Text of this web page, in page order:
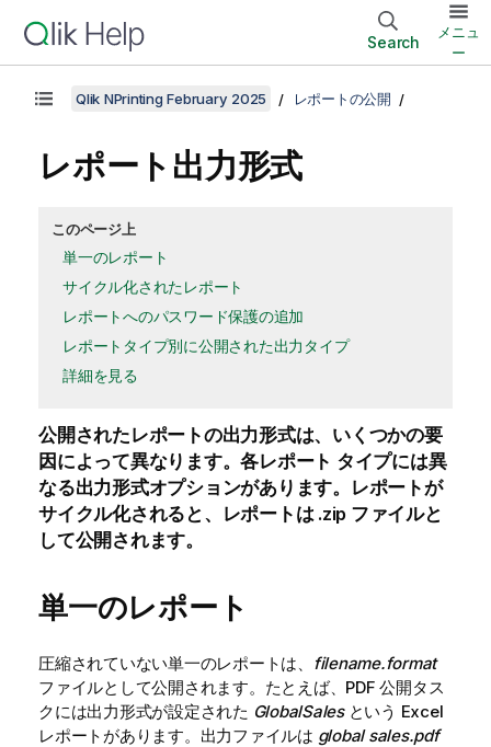
Search
メニュ
ー
Qlik NPrinting February 2025 レポートの公開
レポート出力形式
このページ上
単一のレポート
サイクル化されたレポート
レポートへのパスワード保護の追加
レポートタイプ別に公開された出力タイプ
詳細を見る
公開されたレポートの出力形式は、いくつかの要
因によって異なります。各レポート タイプには異
なる出力形式オプションがあります。レポートが
サイクル化されると、レポートは .zip ファイルと
して公開されます。
単一のレポート
圧縮されていない単一のレポートは、
filename.format
ファイルとして公開されます。たとえば、 PDF 公開タス
クには出力形式が設定された GlobalSalesという Excel
レポートがあります。出力ファイルは global sales.pdf